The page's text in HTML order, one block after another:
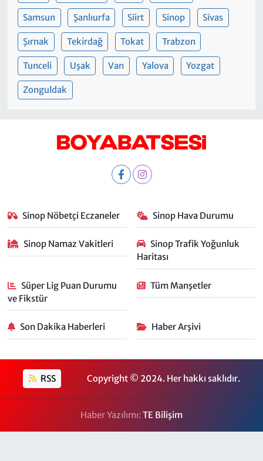
Samsun Şanlıurfa Siirt Sinop Sivas
Şırnak Tekirdağ Tokat Trabzon
Tunceli Uşak Van Yalova Yozgat
Zonguldak
Sinop Nöbetçi Eczaneler Sinop Hava Durumu
Sinop Namaz Vakitleri
Sinop Trafik Yoğunluk
Haritası
Süper Lig Puan Durumu
ve Fikstür
Tüm Manşetler
Son Dakika Haberleri Haber Arşivi
RSS Copyright © 2024. Her hakkı saklıdır.
Haber Yazılımı:TE Bilişim